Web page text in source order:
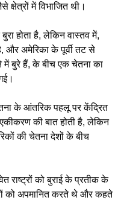
क्षेत्रों में विभाजित थी।
होता है, लेकिन वास्तव में,
और अमेरिका के पूर्वी तट से
में बुरे हैं, के बीच एक चेतना का
के आंतरिक पहलू पर केंद्रित
की बात होती है, लेकिन
की चेतना देशों के बीच
राष्ट्रों को बुराई के प्रतीक के
को अपमानित करते थे और कहते